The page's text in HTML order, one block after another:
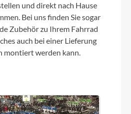
Rücklicht
Presto Guard XDvS
und direkt nach Hause
Bei uns finden Sie sogar
Zubehör zu Ihrem Fahrrad
auch bei einer Lieferung
montiert werden kann.